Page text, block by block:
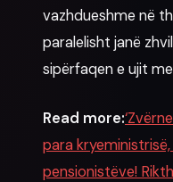
vazhdueshme në
paralelisht janë
sipërfaqen e ujit
Read more:
para
pensionistëve!